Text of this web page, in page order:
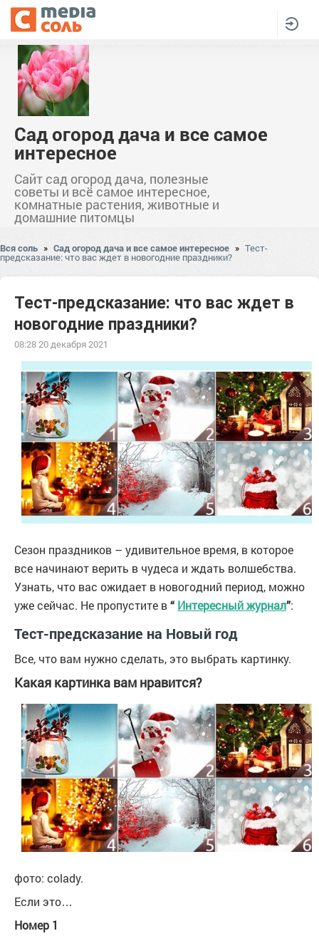
Сад огород дача и все самое
интересное
Сайт сад огород дача, полезные
советы и всё самое интересное,
комнатные растения, животные и
домашние питомцы
Вся соль » Сад огород дача и все самое интересное » Тест-
предсказание: что вас ждет в новогодние праздники?
Тест-предсказание: что вас ждет в
новогодние праздники?
08:28 20 декабря 2021
Сезон праздников – удивительное время, в которое
все начинают верить в чудеса и ждать волшебства.
Узнать, что вас ожидает в новогодний период, можно
уже сейчас. Не пропустите в“ Интересный журнал”:
Тест-предсказание на Новый год
Все, что вам нужно сделать, это выбрать картинку.
Какая картинка вам нравится?
фото: colady.
Если это…
Номер 1